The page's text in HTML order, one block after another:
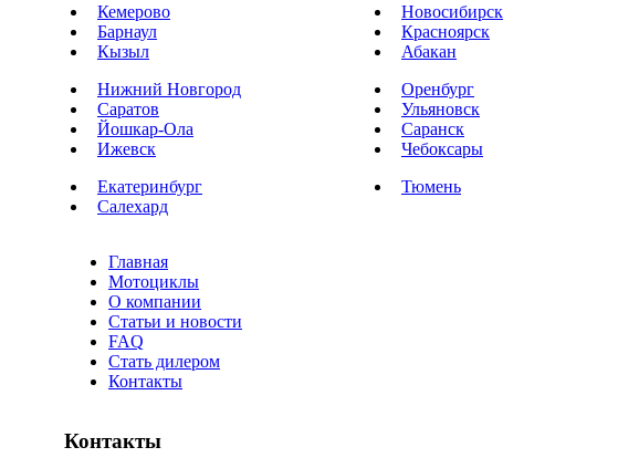
Кемерово
Новосибирск
Барнаул
Красноярск
Кызыл
Абакан
Нижний Новгород
Оренбург
Саратов
Ульяновск
Йошкар-Ола
Саранск
Ижевск
Чебоксары
Екатеринбург
Тюмень
Салехард
Главная
Мотоциклы
О компании
Статьи и новости
FAQ
Стать дилером
Контакты
Контакты